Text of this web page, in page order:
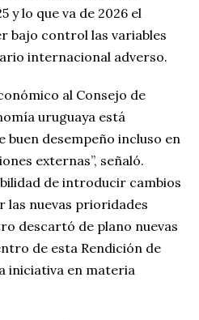
y lo que va de 2026 el
bajo control las variables
internacional adverso.
al Consejo de
uruguaya está
buen desempeño incluso en
externas”, señaló.
de introducir cambios
nuevas prioridades
descartó de plano nuevas
de esta Rendición de
iniciativa en materia